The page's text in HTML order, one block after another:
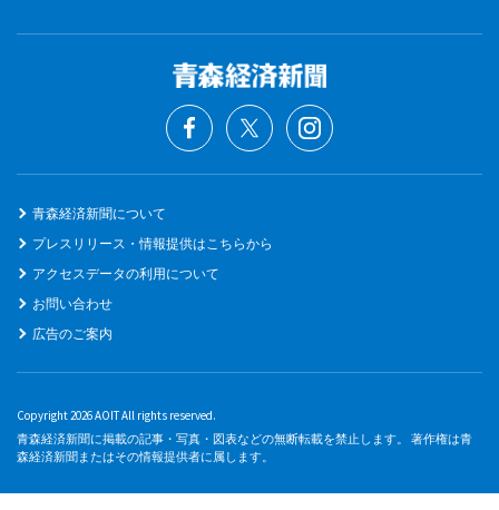
青森経済新聞について
プレスリリース・情報提供はこちらから
アクセスデータの利用について
お問い合わせ
広告のご案内
Copyright 2026 AOIT All rights reserved.
青森経済新聞に掲載の記事・写真・図表などの無断転載を禁止します。 著作権は青
森経済新聞またはその情報提供者に属します。